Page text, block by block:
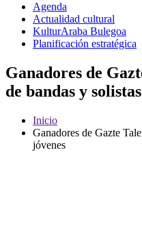
Agenda
Actualidad cultural
KulturAraba Bulegoa
Planificación estratégica
Ganadores de
de bandas y
Inicio
Ganadores de Gazte
jóvenes